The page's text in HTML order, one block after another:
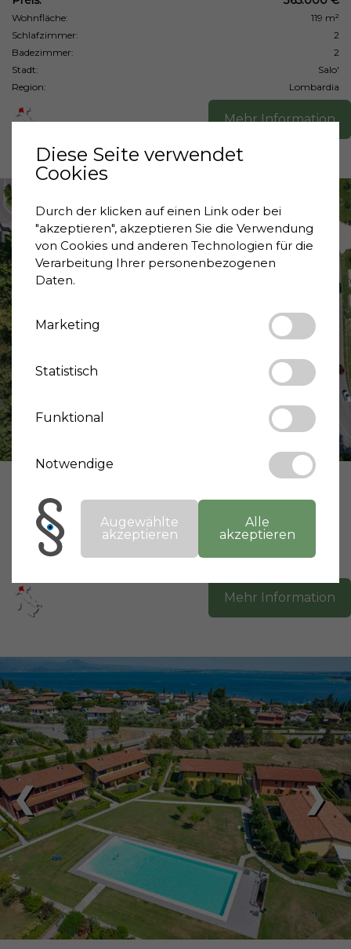
Wohnfläche:
119 m²
Schlafzimmer:
2
Badezimmer:
2
Stadt:
Salo'
Region:
Lombardia
Mehr Information
❯
295.000 €
Wohnfläche:
Schlafzimmer:
Badezimmer:
Mehr Information
❯
❮
Diese Seite verwendet
Cookies
Durch der klicken auf einen Link oder bei
"akzeptieren", akzeptieren Sie die Verwendung
von Cookies und anderen Technologien für die
Verarbeitung Ihrer personenbezogenen
Daten.
Marketing
Statistisch
Funktional
Notwendige
Augewählte
akzeptieren
Alle
akzeptieren